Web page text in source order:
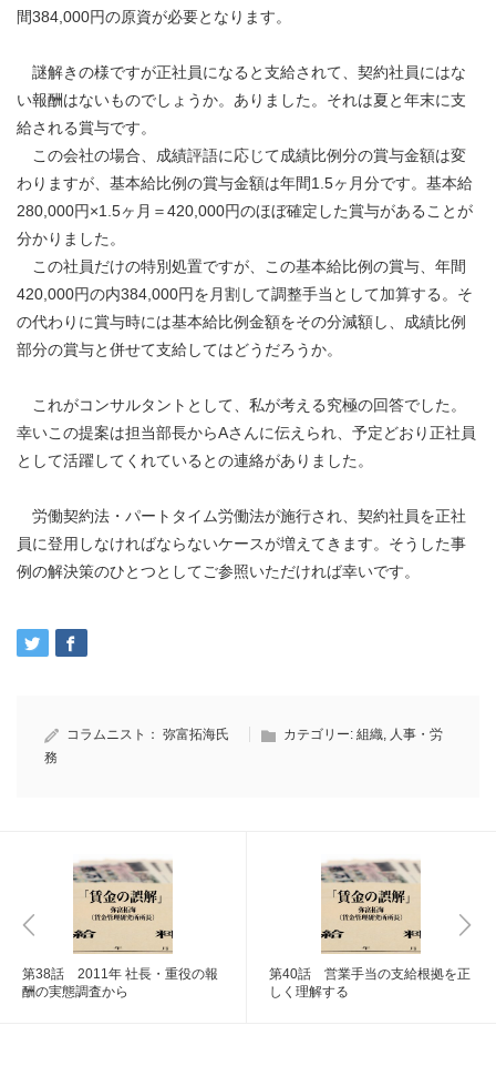
間384,000円の原資が必要となります。
謎解きの様ですが正社員になると支給されて、契約社員にはな
い報酬はないものでしょうか。ありました。それは夏と年末に支
給される賞与です。
この会社の場合、成績評語に応じて成績比例分の賞与金額は変
わりますが、基本給比例の賞与金額は年間1.5ヶ月分です。基本給
280,000円×1.5ヶ月＝420,000円のほぼ確定した賞与があることが
分かりました。
この社員だけの特別処置ですが、この基本給比例の賞与、年間
420,000円の内384,000円を月割して調整手当として加算する。そ
の代わりに賞与時には基本給比例金額をその分減額し、成績比例
部分の賞与と併せて支給してはどうだろうか。
これがコンサルタントとして、私が考える究極の回答でした。
幸いこの提案は担当部長からAさんに伝えられ、予定どおり正社員
として活躍してくれているとの連絡がありました。
労働契約法・パートタイム労働法が施行され、契約社員を正社
員に登用しなければならないケースが増えてきます。そうした事
例の解決策のひとつとしてご参照いただければ幸いです。
コラムニスト： 弥富拓海氏 カテゴリー: 組織
人事・労
務
第38話 2011年 社長・重役の報
酬の実態調査から
第40話 営業手当の支給根拠を正
しく理解する